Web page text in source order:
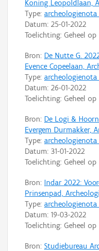
Koning Leopoldlaan,
Type:
Datum: 25-01-2022
Toelichting: Geheel
Bron: De Nutte G.
Evence Copeelaan,
Type:
Datum: 26-01-2022
Toelichting: Geheel
Bron: De Logi &
Evergem Durmakker,
Type:
Datum: 31-01-2022
Toelichting: Geheel
Bron: Indar 2022:
Prinsenpad,
Type:
Datum: 19-03-2022
Toelichting: Geheel
Bron: Studiebureau